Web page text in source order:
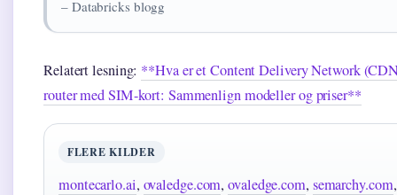
– Databricks blogg
Relatert lesning: **Hva er et Content Delivery Network
router med SIM-kort: Sammenlign modeller og priser**
FLERE KILDER
montecarlo.ai, ovaledge.com,ovaledge.com, semarchy.com